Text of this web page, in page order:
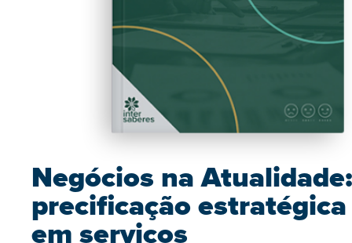
Negócios na Atualidade:
precificação estratégica
em serviços